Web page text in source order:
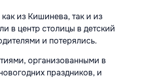
из Кишинева, так и из
в центр столицы в детский
и потерялись.
организованными в
праздников, и